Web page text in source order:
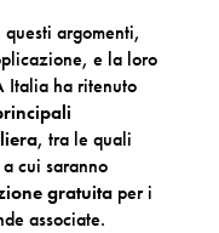
argomenti,
e la loro
Italia ha ritenuto
, tra le quali
cui saranno
gratuitaper i
associate.